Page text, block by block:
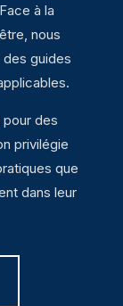
à la
nous
guides
pour des
privilégie
que
dans leur